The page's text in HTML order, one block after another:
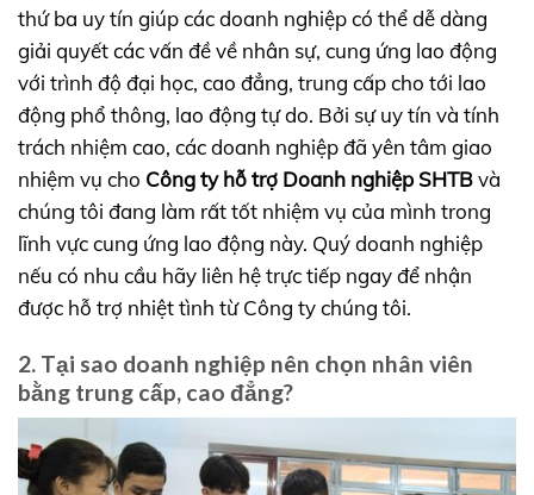
thứ ba uy tín giúp các doanh nghiệp có thể dễ dàng
giải quyết các vấn đề về nhân sự, cung ứng lao động
với trình độ đại học, cao đẳng, trung cấp cho tới lao
động phổ thông, lao động tự do. Bởi sự uy tín và tính
trách nhiệm cao, các doanh nghiệp đã yên tâm giao
nhiệm vụ cho Công ty hỗ trợ Doanh nghiệp SHTBvà
chúng tôi đang làm rất tốt nhiệm vụ của mình trong
lĩnh vực cung ứng lao động này. Quý doanh nghiệp
nếu có nhu cầu hãy liên hệ trực tiếp ngay để nhận
được hỗ trợ nhiệt tình từ Công ty chúng tôi.
2. Tại sao doanh nghiệp nên chọn nhân viên
bằng trung cấp, cao đẳng?